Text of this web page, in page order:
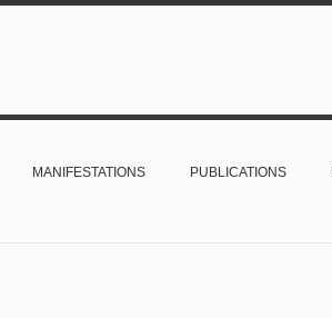
MANIFESTATIONS PUBLICATIONS